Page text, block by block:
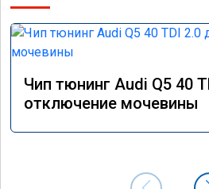
Чип тюнинг Audi Q5 40
отключение мочевины